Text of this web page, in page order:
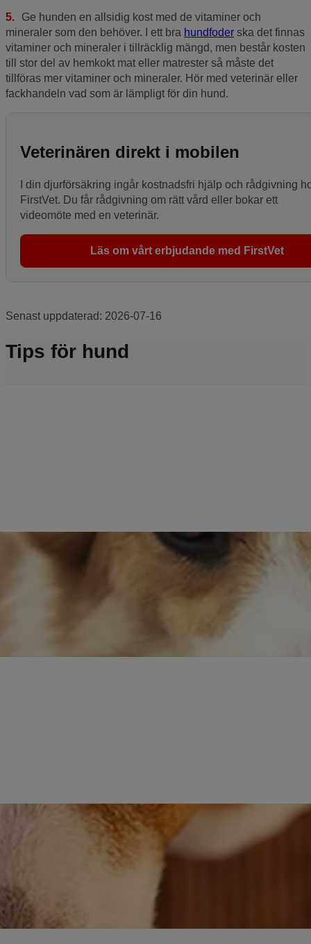
Ge hunden en allsidig kost med de vitaminer och
mineraler som den behöver. I ett bra hundfoder ska det finnas
vitaminer och mineraler i tillräcklig mängd, men består kosten
till stor del av hemkokt mat eller matrester så måste det
tillföras mer vitaminer och mineraler. Hör med veterinär eller
fackhandeln vad som är lämpligt för din hund.
Veterinären direkt i mobilen
I din djurförsäkring ingår kostnadsfri hjälp och rådgivning
FirstVet. Du får rådgivning om rätt vård eller bokar ett
videomöte med en veterinär.
Läs om vårt erbjudande med FirstVet
Senast uppdaterad: 2026-07-16
Tips för hund